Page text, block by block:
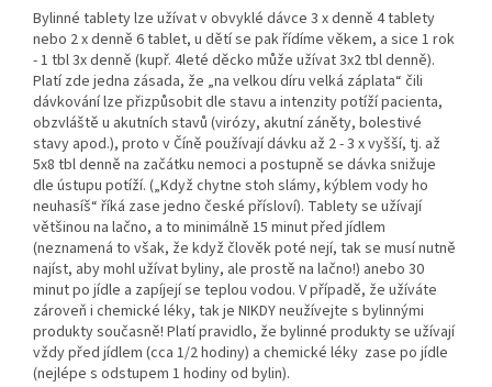
Bylinné tablety lze užívat v obvyklé dávce 3 x denně 4 tablety
nebo 2 x denně 6 tablet, u dětí se pak řídíme věkem, a sice 1 rok
- 1 tbl 3x denně (kupř. 4leté děcko může užívat 3x2 tbl denně).
Platí zde jedna zásada, že „na velkou díru velká záplata“ čili
dávkování lze přizpůsobit dle stavu a intenzity potíží pacienta,
obzvláště u akutních stavů (virózy, akutní záněty, bolestivé
stavy apod.), proto v Číně používají dávku až 2 - 3 x vyšší, tj. až
5x8 tbl denně na začátku nemoci a postupně se dávka snižuje
dle ústupu potíží. („Když chytne stoh slámy, kýblem vody ho
neuhasíš“ říká zase jedno české přísloví). Tablety se užívají
většinou na lačno, a to minimálně 15 minut před jídlem
(neznamená to však, že když člověk poté nejí, tak se musí nutně
najíst, aby mohl užívat byliny, ale prostě na lačno!) anebo 30
minut po jídle a zapíjejí se teplou vodou. V případě, že užíváte
zároveň i chemické léky, tak je NIKDY neužívejte s bylinnými
produkty současně! Platí pravidlo, že bylinné produkty se užívají
vždy před jídlem (cca 1/2 hodiny) a chemické léky zase po jídle
(nejlépe s odstupem 1 hodiny od bylin).